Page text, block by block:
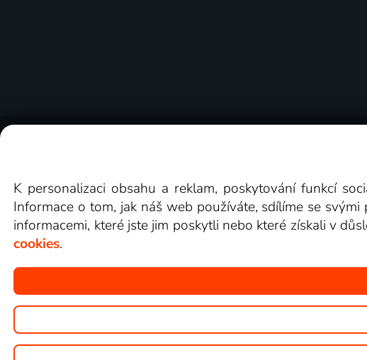
Copyright © goNET s.r.o. Na tomto
K personalizaci obsahu a reklam, poskytování funkcí
Informace o tom, jak náš web používáte, sdílíme se
informacemi, které jste jim poskytli nebo které získali v
cookies.